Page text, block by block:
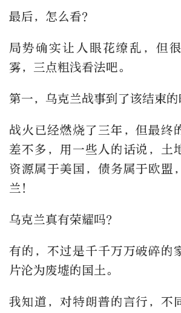
最后，怎么看？
局势确实让人眼花缭乱，但
雾，三点粗浅看法吧。
第一，乌克兰战事到了该结束的
战火已经燃烧了三年，但最终
差不多，用一些人的话说，土
资源属于美国，债务属于欧盟
兰！
乌克兰真有荣耀吗？
有的，不过是千千万万破碎的
片沦为废墟的国土。
我知道，对特朗普的言行，不